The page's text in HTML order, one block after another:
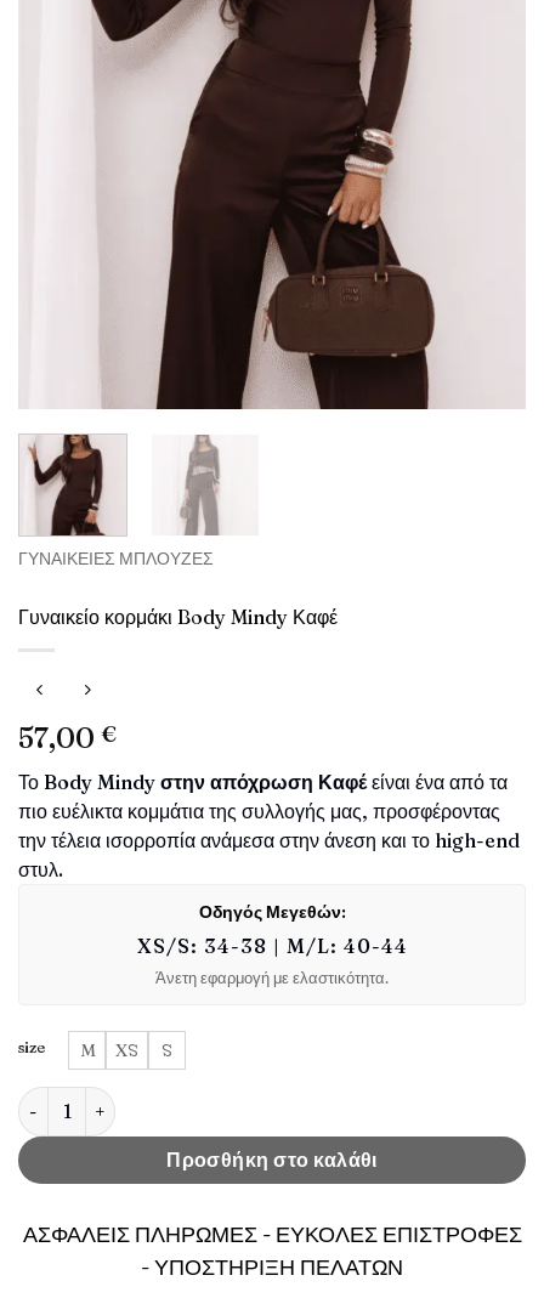
ΓΥΝΑΙΚΕΊΕΣ ΜΠΛΟΎΖΕΣ
Γυναικείο κορμάκι Body Mindy Καφέ
57,00 €
Το Body Mindy στην απόχρωση Καφέείναι ένα από τα
πιο ευέλικτα κομμάτια της συλλογής μας, προσφέροντας
την τέλεια ισορροπία ανάμεσα στην άνεση και το high-end
στυλ.
Οδηγός Μεγεθών:
XS/S: 34-38 | M/L: 40-44
Άνετη εφαρμογή με ελαστικότητα.
size M XS S
Γυναικείο κορμάκι Body Mindy Καφέ ποσότητα
Προσθήκη στο καλάθι
ΑΣΦΑΛΕΙΣ ΠΛΗΡΩΜΕΣ - ΕΥΚΟΛΕΣ ΕΠΙΣΤΡΟΦΕΣ
- ΥΠΟΣΤΗΡΙΞΗ ΠΕΛΑΤΩΝ